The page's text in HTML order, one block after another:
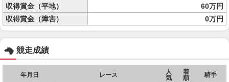
収得賞金（平地）
60万円
収得賞金（障害）
0万円
競走成績
年月日 レース
人
気
着
順
騎手